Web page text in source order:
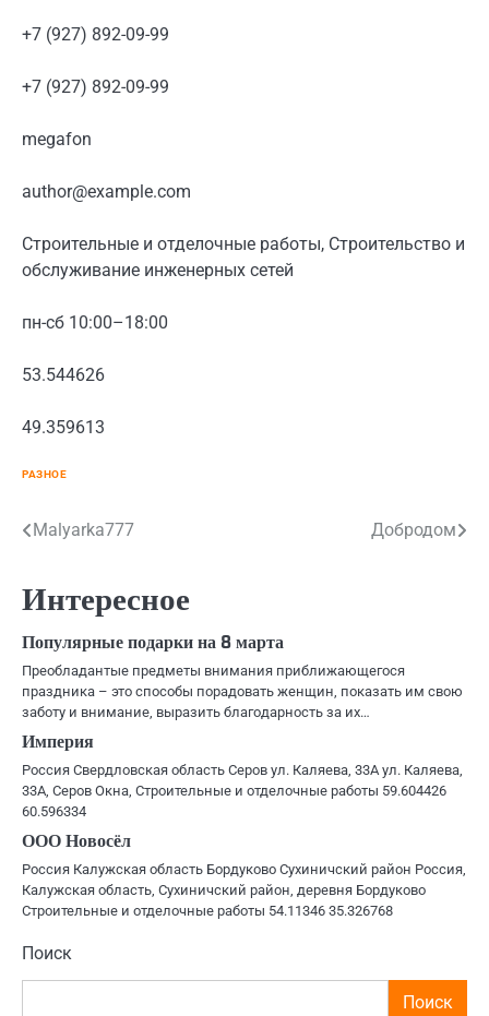
+7 (927) 892-09-99
+7 (927) 892-09-99
megafon
author@example.com
Строительные и отделочные работы, Строительство и
обслуживание инженерных сетей
пн-сб 10:00–18:00
53.544626
49.359613
РАЗНОЕ
Навигация
записям
Malyarka777 Добродом
Интересное
Популярные подарки на 8 марта
Преобладантые предметы внимания приближающегося
праздника – это способы порадовать женщин, показать им свою
заботу и внимание, выразить благодарность за их…
Империя
Россия Свердловская область Серов ул. Каляева, 33А ул. Каляева,
33А, Серов Окна, Строительные и отделочные работы 59.604426
60.596334
ООО Новосёл
Россия Калужская область Бордуково Сухиничский район Россия,
Калужская область, Сухиничский район, деревня Бордуково
Строительные и отделочные работы 54.11346 35.326768
Поиск
Поиск